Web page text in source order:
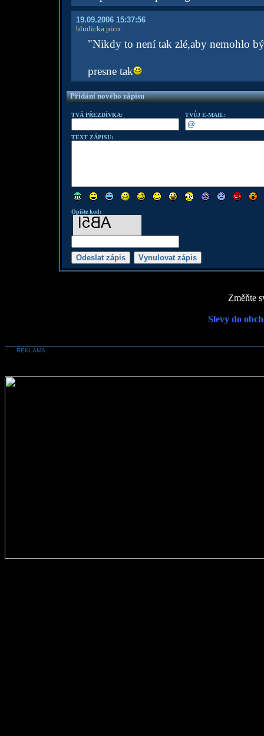
19.09.2006 15:37:56
bludicka pico:
"Nikdy to není tak zlé,aby nemohlo
presne tak
Přidání nového zápisu
TVÁ PŘEZDÍVKA: TVŮJ E-MAIL:
TEXT ZÁPISU:
Opište kod:
Změňte
Slevy do
REKLAMA